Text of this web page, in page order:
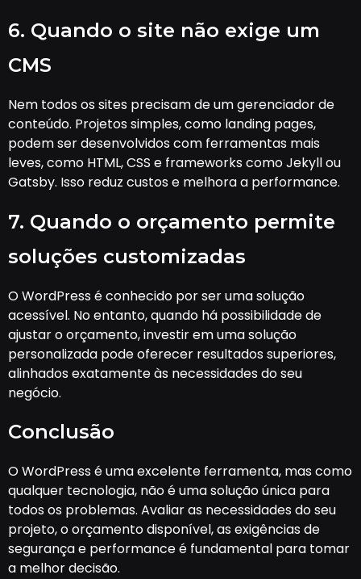
6. Quando o site não exige um
CMS
Nem todos os sites precisam de um gerenciador de
conteúdo. Projetos simples, como landing pages,
podem ser desenvolvidos com ferramentas mais
leves, como HTML, CSS e frameworks como Jekyll ou
Gatsby. Isso reduz custos e melhora a performance.
7. Quando o orçamento permite
soluções customizadas
O WordPress é conhecido por ser uma solução
acessível. No entanto, quando há possibilidade de
ajustar o orçamento, investir em uma solução
personalizada pode oferecer resultados superiores,
alinhados exatamente às necessidades do seu
negócio.
Conclusão
O WordPress é uma excelente ferramenta, mas como
qualquer tecnologia, não é uma solução única para
todos os problemas. Avaliar as necessidades do seu
projeto, o orçamento disponível, as exigências de
segurança e performance é fundamental para tomar
a melhor decisão.